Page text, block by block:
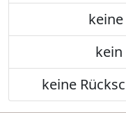
keine